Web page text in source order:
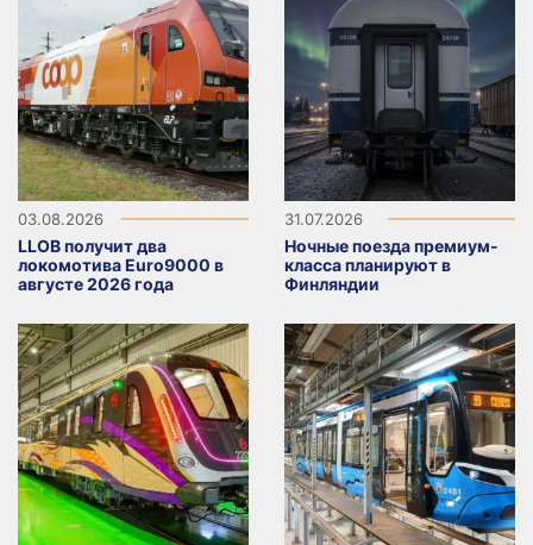
03.08.2026
LLOB получит два
локомотива Euro9000 в
августе 2026 года
31.07.2026
Ночные поезда премиум-
класса планируют в
Финляндии